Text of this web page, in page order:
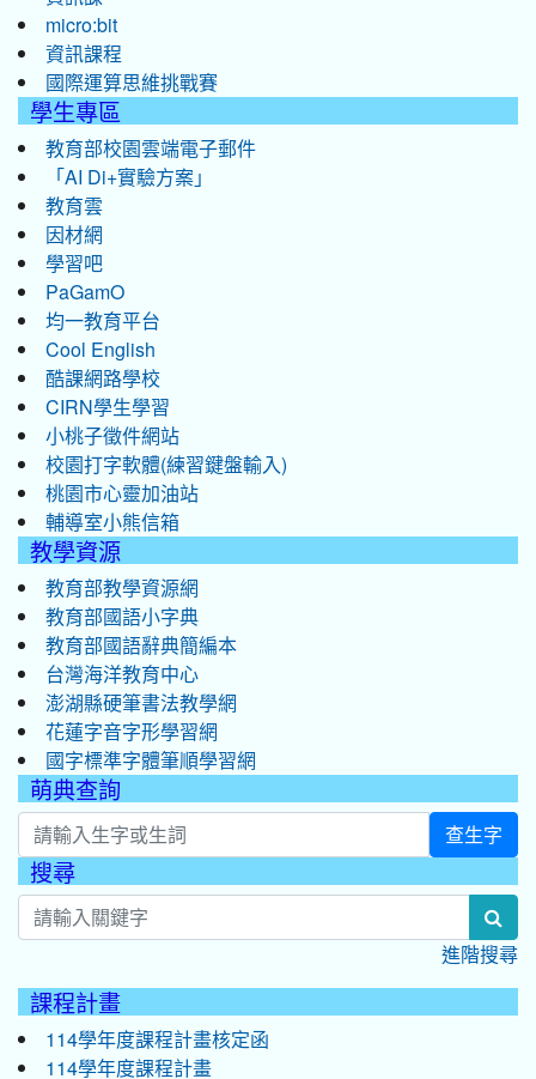
micro:bit
資訊課程
國際運算思維挑戰賽
學生專區
教育部校園雲端電子郵件
「AI Di+實驗方案」
教育雲
因材網
學習吧
PaGamO
均一教育平台
Cool English
酷課網路學校
CIRN學生學習
小桃子徵件網站
校園打字軟體(練習鍵盤輸入)
桃園市心靈加油站
輔導室小熊信箱
教學資源
教育部教學資源網
教育部國語小字典
教育部國語辭典簡編本
台灣海洋教育中心
澎湖縣硬筆書法教學網
花蓮字音字形學習網
國字標準字體筆順學習網
萌典查詢
查生字
搜尋
進階搜尋
課程計畫
114學年度課程計畫核定函
114學年度課程計畫